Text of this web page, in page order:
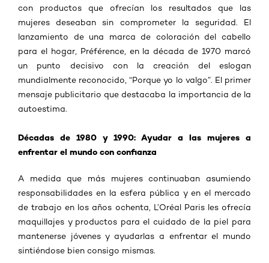
con productos que ofrecían los resultados que las
mujeres deseaban sin comprometer la seguridad. El
lanzamiento de una marca de coloración del cabello
para el hogar, Préférence, en la década de 1970 marcó
un punto decisivo con la creación del eslogan
mundialmente reconocido, “Porque yo lo valgo”. El primer
mensaje publicitario que destacaba la importancia de la
autoestima.
Décadas de 1980 y 1990: Ayudar a las mujeres a
enfrentar el mundo con confianza
A medida que más mujeres continuaban asumiendo
responsabilidades en la esfera pública y en el mercado
de trabajo en los años ochenta, L’Oréal Paris les ofrecía
maquillajes y productos para el cuidado de la piel para
mantenerse jóvenes y ayudarlas a enfrentar el mundo
sintiéndose bien consigo mismas.